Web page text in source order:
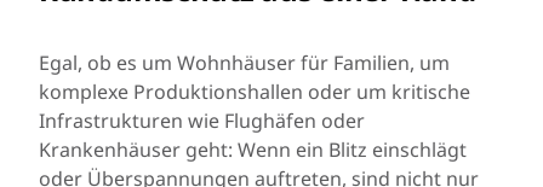
Egal, ob es um Wohnhäuser für Familien, um
komplexe Produktionshallen oder um kritische
Infrastrukturen wie Flughäfen oder
Krankenhäuser geht: Wenn ein Blitz einschlägt
oder Überspannungen auftreten, sind nicht nur